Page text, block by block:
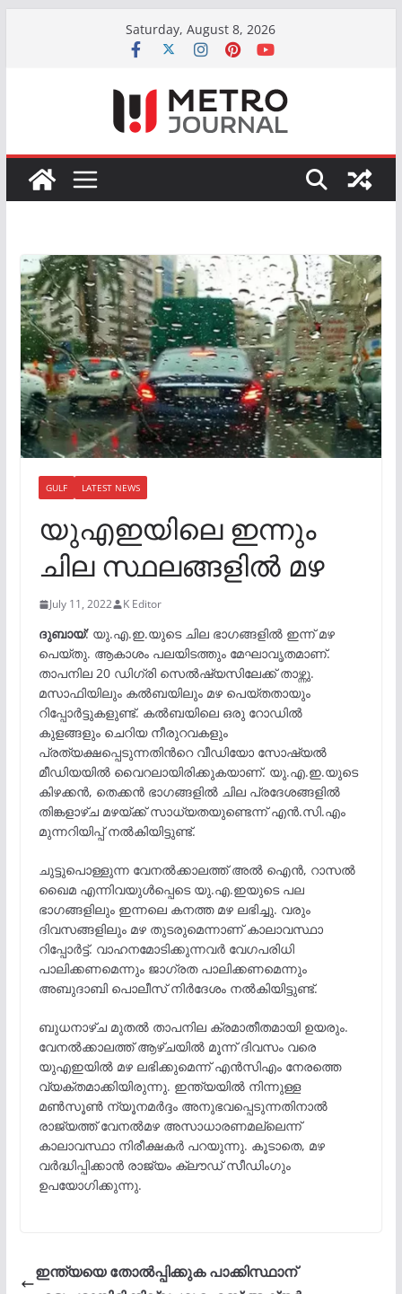
Saturday, August 8, 2026
GULF LATEST NEWS
യുഎഇയിലെ ഇന്നും
ചില സ്ഥലങ്ങളിൽ മഴ
July 11, 2022 K Editor
ദുബായ്: യു.എ.ഇ.യുടെ ചില ഭാഗങ്ങളിൽ ഇന്ന് മഴ
പെയ്തു. ആകാശം പലയിടത്തും മേഘാവൃതമാണ്.
താപനില 20 ഡിഗ്രി സെൽഷ്യസിലേക്ക് താഴ്ന്നു.
മസാഫിയിലും കൽബയിലും മഴ പെയ്തതായും
റിപ്പോർട്ടുകളുണ്ട്. കൽബയിലെ ഒരു റോഡിൽ
കുളങ്ങളും ചെറിയ നീരുറവകളും
പ്രത്യക്ഷപ്പെടുന്നതിന്‍റെ വീഡിയോ സോഷ്യൽ
മീഡിയയിൽ വൈറലായിരിക്കുകയാണ്. യു.എ.ഇ.യുടെ
കിഴക്കൻ, തെക്കൻ ഭാഗങ്ങളിൽ ചില പ്രദേശങ്ങളിൽ
തിങ്കളാഴ്ച മഴയ്ക്ക് സാധ്യതയുണ്ടെന്ന് എൻ.സി.എം
മുന്നറിയിപ്പ് നൽകിയിട്ടുണ്ട്.
ചുട്ടുപൊള്ളുന്ന വേനൽക്കാലത്ത് അൽ ഐൻ, റാസൽ
ഖൈമ എന്നിവയുൾപ്പെടെ യു.എ.ഇയുടെ പല
ഭാഗങ്ങളിലും ഇന്നലെ കനത്ത മഴ ലഭിച്ചു. വരും
ദിവസങ്ങളിലും മഴ തുടരുമെന്നാണ് കാലാവസ്ഥാ
റിപ്പോർട്ട്. വാഹനമോടിക്കുന്നവർ വേഗപരിധി
പാലിക്കണമെന്നും ജാഗ്രത പാലിക്കണമെന്നും
അബുദാബി പൊലീസ് നിർദേശം നൽകിയിട്ടുണ്ട്.
ബുധനാഴ്ച മുതൽ താപനില ക്രമാതീതമായി ഉയരും.
വേനൽക്കാലത്ത് ആഴ്ചയിൽ മൂന്ന് ദിവസം വരെ
യുഎഇയിൽ മഴ ലഭിക്കുമെന്ന് എൻസിഎം നേരത്തെ
വ്യക്തമാക്കിയിരുന്നു. ഇന്ത്യയിൽ നിന്നുള്ള
മൺസൂൺ ന്യൂനമർദ്ദം അനുഭവപ്പെടുന്നതിനാൽ
രാജ്യത്ത് വേനൽമഴ അസാധാരണമല്ലെന്ന്
കാലാവസ്ഥാ നിരീക്ഷകർ പറയുന്നു. കൂടാതെ, മഴ
വർദ്ധിപ്പിക്കാൻ രാജ്യം ക്ലൗഡ് സീഡിംഗും
ഉപയോഗിക്കുന്നു.
ഇന്ത്യയെ തോൽപ്പിക്കുക പാക്കിസ്ഥാന്